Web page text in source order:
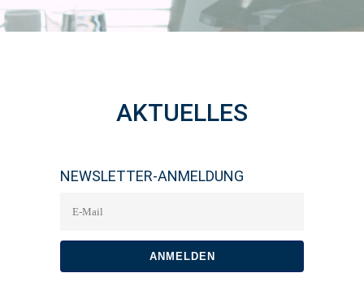
AKTUELLES
NEWSLETTER-ANMELDUNG